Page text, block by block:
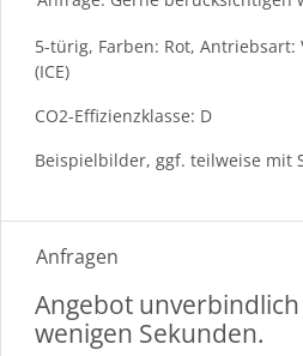
5-türig, Farben: Rot,
(ICE)
CO2-Effizienzklasse: D
Beispielbilder, ggf. teilweise mit
Anfragen
Angebot
wenigen Sekunden.